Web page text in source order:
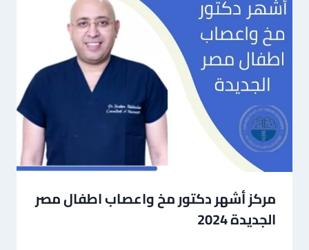
مركز أشهر دكتور مخ واعصاب اطفال مصر
الجديدة 2024